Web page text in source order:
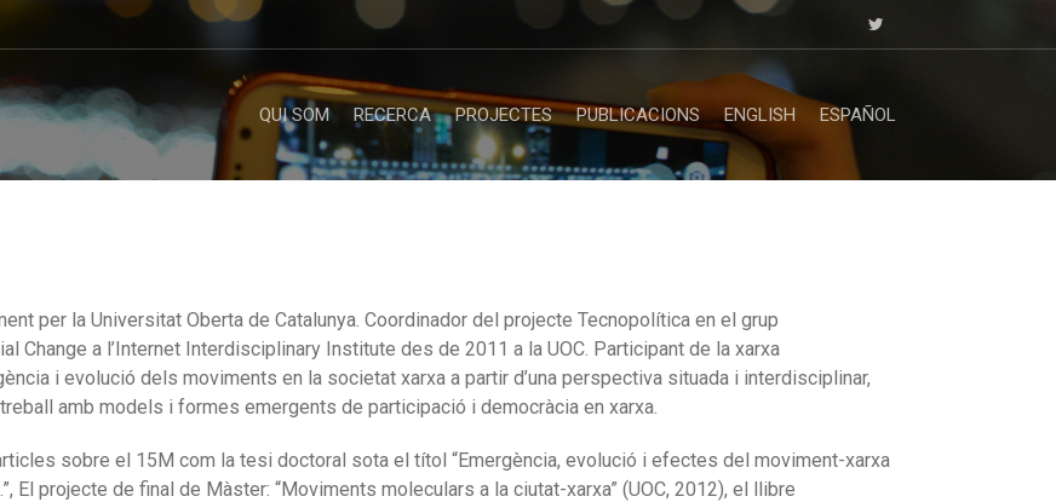
QUI SOM RECERCA PROJECTES PUBLICACIONS ENGLISH ESPAÑOL
per la Universitat Oberta de Catalunya. Coordinador del projecte Tecnopolítica en el grup
Change a l’Internet Interdisciplinary Institute des de 2011 a la UOC. Participant de la xarxa
i evolució dels moviments en la societat xarxa a partir d’una perspectiva situada i interdisciplinar,
amb models i formes emergents de participació i democràcia en xarxa.
sobre el 15M com la tesi doctoral sota el títol “Emergència, evolució i efectes del moviment-xarxa
El projecte de final de Màster: “Moviments moleculars a la ciutat-xarxa” (UOC, 2012), el llibre